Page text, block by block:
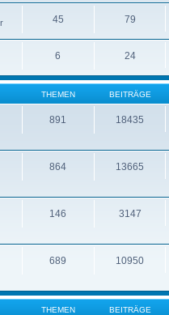
45 79
6 24
THEMEN BEITRÄGE
891 18435
864 13665
146 3147
689 10950
THEMEN BEITRÄGE